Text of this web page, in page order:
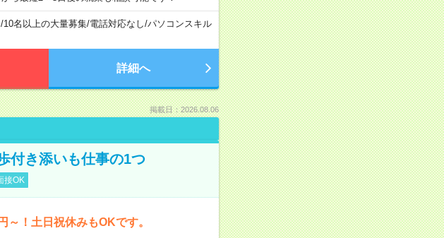
/10名以上の大量募集/電話対応なし/パソコンスキル
詳細へ
掲載日：2026.08.06
付き添いも仕事の1つ
接OK
！土日祝休みもOKです。